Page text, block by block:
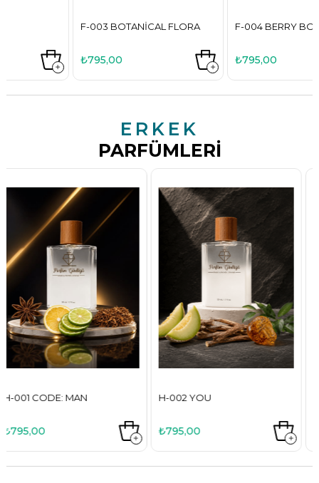
F-003 BOTANICAL FLORA
₺795,00
F-004 BERRY BODY
₺795,00
ERKEK
PARFÜMLERI
H-002 YOU
₺795,00
H-003 BERRY CLASSY
₺795,00